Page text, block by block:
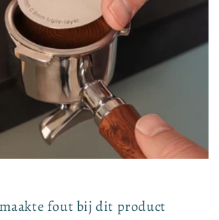
fout bij dit product